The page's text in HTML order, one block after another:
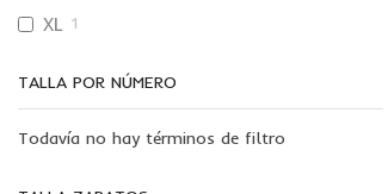
XL 1
TALLA POR NÚMERO
Todavía no hay términos de filtro